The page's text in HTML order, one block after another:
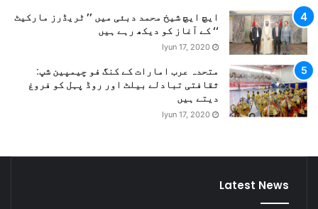
ایچ ایچ شیخ محمد دبئی میں ’’ ٹریڈرز مارکیٹ
‘‘ کے آغاز کو دیکھ رہے ہیں
Iyun 17, 2020
متحدہ عرب امارات کے کنگ فو چیمپین شپ:
ثقافتی تبادلے بیلٹ اور روڈ پہل کو فروغ
دیتے ہیں
Iyun 17, 2020
Latest News